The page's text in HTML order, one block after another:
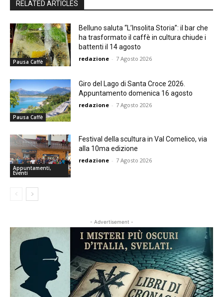
RELATED ARTICLES
Pausa Caffè
Belluno saluta “L’Insolita Storia”: il bar che
ha trasformato il caffè in cultura chiude i
battenti il 14 agosto
redazione - 7 Agosto 2026
Pausa Caffè
Giro del Lago di Santa Croce 2026.
Appuntamento domenica 16 agosto
redazione - 7 Agosto 2026
Appuntamenti,
Eventi
Festival della scultura in Val Comelico, via
alla 10ma edizione
redazione - 7 Agosto 2026
- Advertisement -